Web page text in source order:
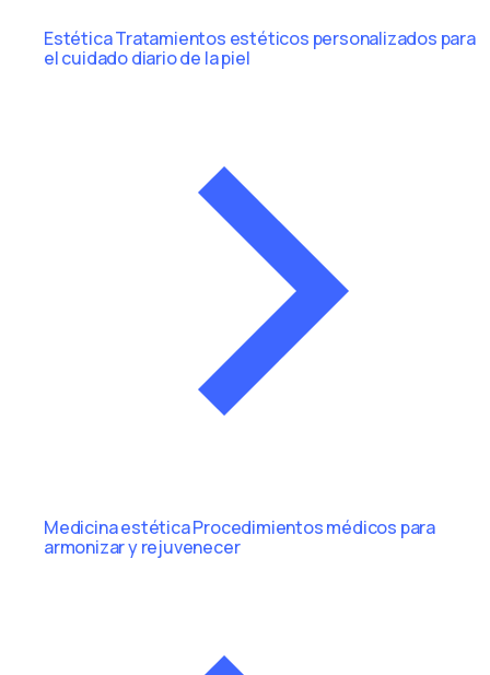
EstéticaTratamientos estéticos personalizados para
el cuidado diario de la piel
Medicina estéticaProcedimientos médicos para
armonizar y rejuvenecer